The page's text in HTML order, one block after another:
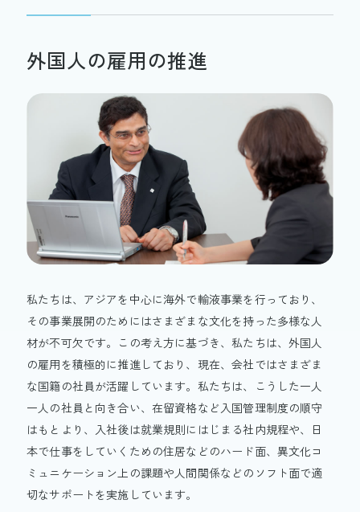
外国人の雇用の推進
私たちは、アジアを中心に海外で輸液事業を行っており、
その事業展開のためにはさまざまな文化を持った多様な人
材が不可欠です。この考え方に基づき、私たちは、外国人
の雇用を積極的に推進しており、現在、会社ではさまざま
な国籍の社員が活躍しています。私たちは、こうした一人
一人の社員と向き合い、在留資格など入国管理制度の順守
はもとより、入社後は就業規則にはじまる社内規程や、日
本で仕事をしていくための住居などのハード面、異文化コ
ミュニケーション上の課題や人間関係などのソフト面で適
切なサポートを実施しています。